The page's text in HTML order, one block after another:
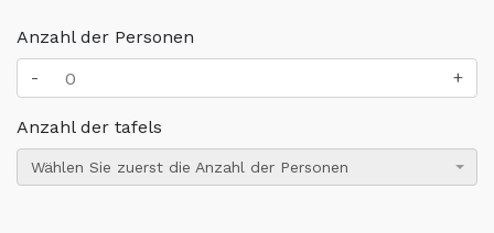
Anzahl der Personen
-
+
Anzahl der tafels
Wählen Sie zuerst die Anzahl der Personen